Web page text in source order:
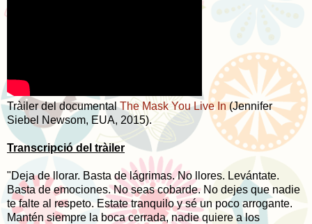
Tràiler del documentalThe Mask You Live In(Jennifer
Siebel Newsom, EUA, 2015).
Transcripció del tràiler
"Deja de llorar. Basta de lágrimas. No llores. Levántate.
Basta de emociones. No seas cobarde. No dejes que nadie
te falte al respeto. Estate tranquilo y sé un poco arrogante.
Mantén siempre la boca cerrada, nadie quiere a los